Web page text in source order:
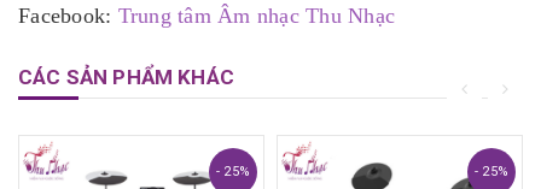
Facebook: Trung tâm Âm nhạc Thu Nhạc
CÁC SẢN PHẨM KHÁC
- 25% - 25%